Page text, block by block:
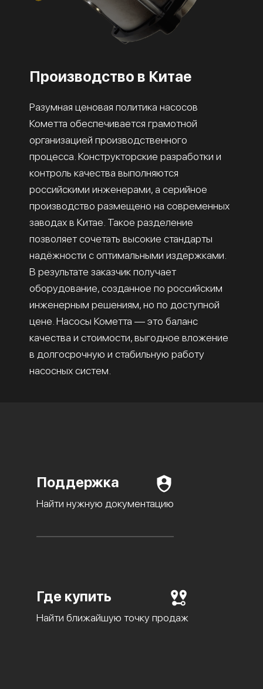
Производство в Китае
Разумная ценовая политика насосов
Кометта обеспечивается грамотной
организацией производственного
процесса. Конструкторские разработки и
контроль качества выполняются
российскими инженерами, а серийное
производство размещено на современных
заводах в Китае. Такое разделение
позволяет сочетать высокие стандарты
надёжности с оптимальными издержками.
В результате заказчик получает
оборудование, созданное по российским
инженерным решениям, но по доступной
цене. Насосы Кометта — это баланс
качества и стоимости, выгодное вложение
в долгосрочную и стабильную работу
насосных систем.
Поддержка
Найти нужную документацию
Где купить
Найти ближайшую точку продаж